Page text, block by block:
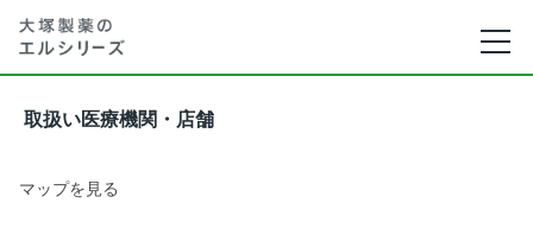
取扱い医療機関・店舗
マップを見る